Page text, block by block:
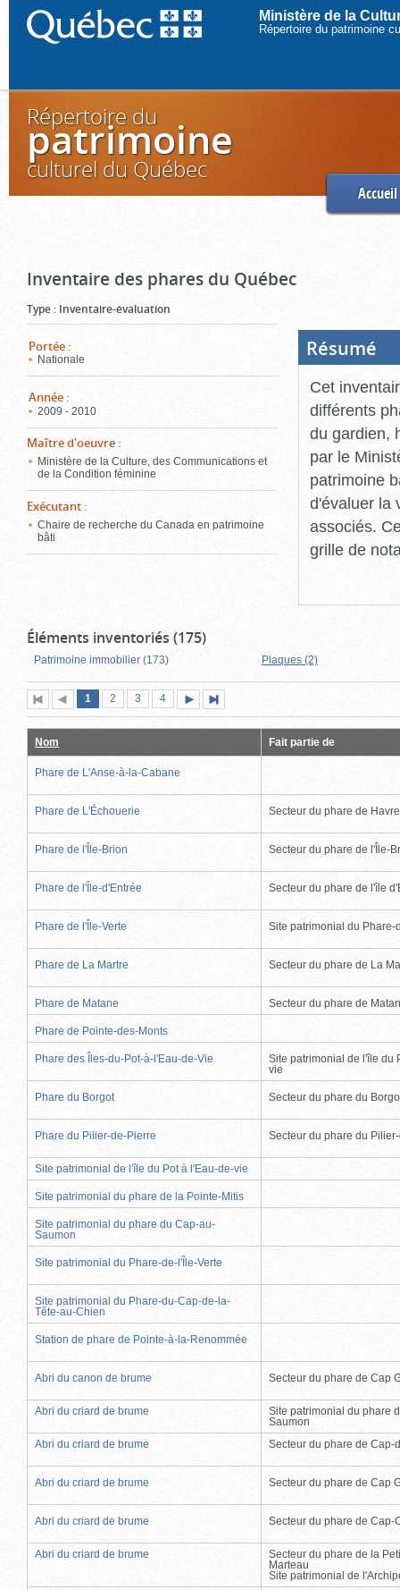
Ministère de la
Répertoire du patrimoine
Répertoire du
patrimoine
culturel du Québec
Accueil
Inventaire des phares du Québec
Type : Inventaire-évaluation
Portée :
Nationale
Année :
2009 - 2010
Maître d'oeuvre :
Ministère de la Culture, des Communications et
de la Condition féminine
Exécutant :
Chaire de recherche du Canada en patrimoine
bâti
Résumé
Cet
différents
du gardien,
par le
patrimoine
d'évaluer la
associés.
grille de
Éléments inventoriés (175)
Patrimoine immobilier (173) Plaques (2)
Première
page
Page
précédente
Page
1 (page
actuelle)
Page
2 Page
3 Page
4
suivante
page
Nom Fait partie de
Phare de L'Anse-à-la-Cabane
Phare de L'Échouerie Secteur du phare de
Phare de l'Île-Brion Secteur du phare de l'Île-
Phare de l'Île-d'Entrée Secteur du phare de l'île
Phare de l'Île-Verte Site patrimonial du Phare-
Phare de La Martre Secteur du phare de La
Phare de Matane Secteur du phare de
Phare de Pointe-des-Monts
Phare des Îles-du-Pot-à-l'Eau-de-Vie
Site patrimonial de l'île du
vie
Phare du Borgot Secteur du phare du
Phare du Pilier-de-Pierre Secteur du phare du
Site patrimonial de l'île du Pot à l'Eau-de-vie
Site patrimonial du phare de la Pointe-Mitis
Site patrimonial du phare du Cap-au-
Saumon
Site patrimonial du Phare-de-l'Île-Verte
Site patrimonial du Phare-du-Cap-de-la-
Tête-au-Chien
Station de phare de Pointe-à-la-Renommée
Abri du canon de brume Secteur du phare de Cap
Abri du criard de brume
Site patrimonial du phare
Saumon
Abri du criard de brume
Secteur du phare de Cap-
Abri du criard de brume Secteur du phare de Cap
Abri du criard de brume Secteur du phare de Cap-
Abri du criard de brume
Secteur du phare de la
Marteau
Site patrimonial de